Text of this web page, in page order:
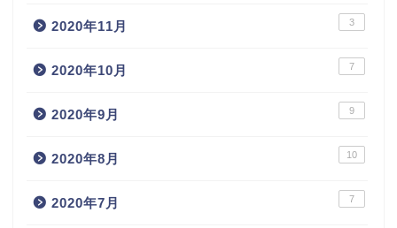
2020年11月 3
2020年10月 7
2020年9月 9
2020年8月 10
2020年7月 7